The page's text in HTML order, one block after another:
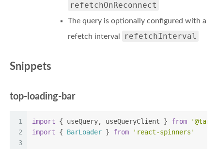
refetchOnReconnect
The query is optionally configured with a
refetch interval
refetchInterval
Snippets
top-loading-bar
1
2
3
import { useQuery, useQueryClient } from
import { BarLoader } from 'react-spinners'